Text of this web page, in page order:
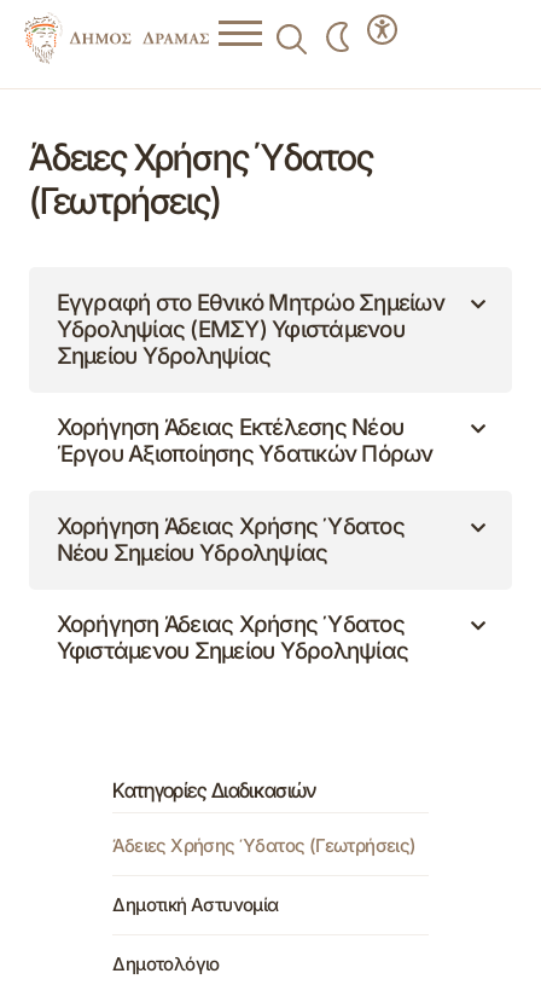
Άδειες Χρήσης Ύδατος
(Γεωτρήσεις)
Εγγραφή στο Εθνικό Μητρώο Σημείων
Υδροληψίας (ΕΜΣΥ) Υφιστάμενου
Σημείου Υδροληψίας
Χορήγηση Άδειας Εκτέλεσης Νέου
Έργου Αξιοποίησης Υδατικών Πόρων
Χορήγηση Άδειας Χρήσης Ύδατος
Νέου Σημείου Υδροληψίας
Χορήγηση Άδειας Χρήσης Ύδατος
Υφιστάμενου Σημείου Υδροληψίας
Κατηγορίες Διαδικασιών
Άδειες Χρήσης Ύδατος (Γεωτρήσεις)
Δημοτική Αστυνομία
Δημοτολόγιο